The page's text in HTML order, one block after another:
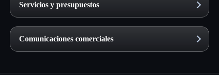
Servicios y presupuestos
Comunicaciones comerciales